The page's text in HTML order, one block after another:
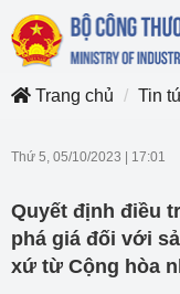
Trang chủ
Tin
Thứ 5, 05/10/2023 17:01
Quyết định điều
phá giá đối với
xứ từ Cộng hòa